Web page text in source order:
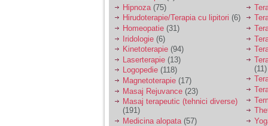
Hipnoza (75)
Hirudoterapie/Terapia cu lipitori (6)
Homeopatie (31)
Iridologie (6)
Kinetoterapie (94)
Laserterapie (13)
Logopedie (118)
Magnetoterapie (17)
Masaj Rejuvance (23)
Masaj terapeutic (tehnici diverse)
(191)
Medicina alopata (57)
(11)